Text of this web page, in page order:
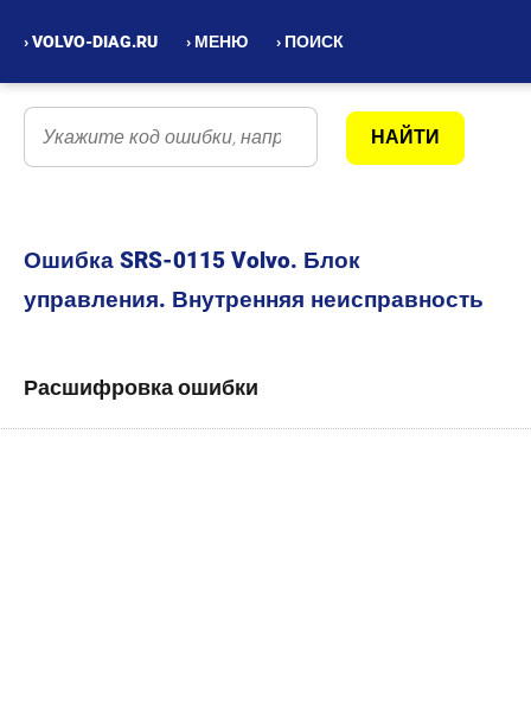
› VOLVO-DIAG.RU › МЕНЮ › ПОИСК
Ошибка SRS-0115 Volvo. Блок
управления. Внутренняя неисправность
Расшифровка ошибки